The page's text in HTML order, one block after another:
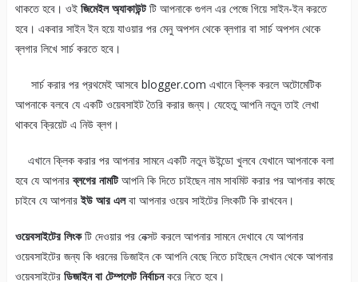
থাকতে হবে। ওই জিমেইল অ্যাকাউন্টটি আপনাকে গুগল এর পেজে গিয়ে সাইন-ইন করতে
হবে। একবার সাইন ইন হয়ে যাওয়ার পর মেনু অপশন থেকে ব্লগার বা সার্চ অপশন থেকে
ব্লগার লিখে সার্চ করতে হবে।
সার্চ করার পর প্রথমেই আসবে blogger.com এখানে ক্লিক করলে অটোমেটিক
আপনাকে বলবে যে একটি ওয়েবসাইট তৈরি করার জন্য। যেহেতু আপনি নতুন তাই লেখা
থাকবে ক্রিয়েট এ নিউ ব্লগ।
এখানে ক্লিক করার পর আপনার সামনে একটি নতুন উইন্ডো খুলবে যেখানে আপনাকে বলা
হবে যে আপনারব্লগের নামটিআপনি কি দিতে চাইছেন নাম সাবমিট করার পর আপনার কাছে
চাইবে যে আপনারইউ আর এলবা আপনার ওয়েব সাইটের লিংকটি কি রাখবেন।
ওয়েবসাইটের লিংকটি দেওয়ার পর নেক্সট করলে আপনার সামনে দেখাবে যে আপনার
ওয়েবসাইটের জন্য কি ধরনের ডিজাইন কে আপনি বেছে নিতে চাইছেন সেখান থেকে আপনার
ওয়েবসাইটের ডিজাইন বা টেম্পলেট নির্বাচনকরে নিতে হবে।